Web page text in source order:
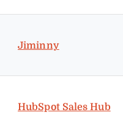
Jiminny
HubSpot Sales Hub